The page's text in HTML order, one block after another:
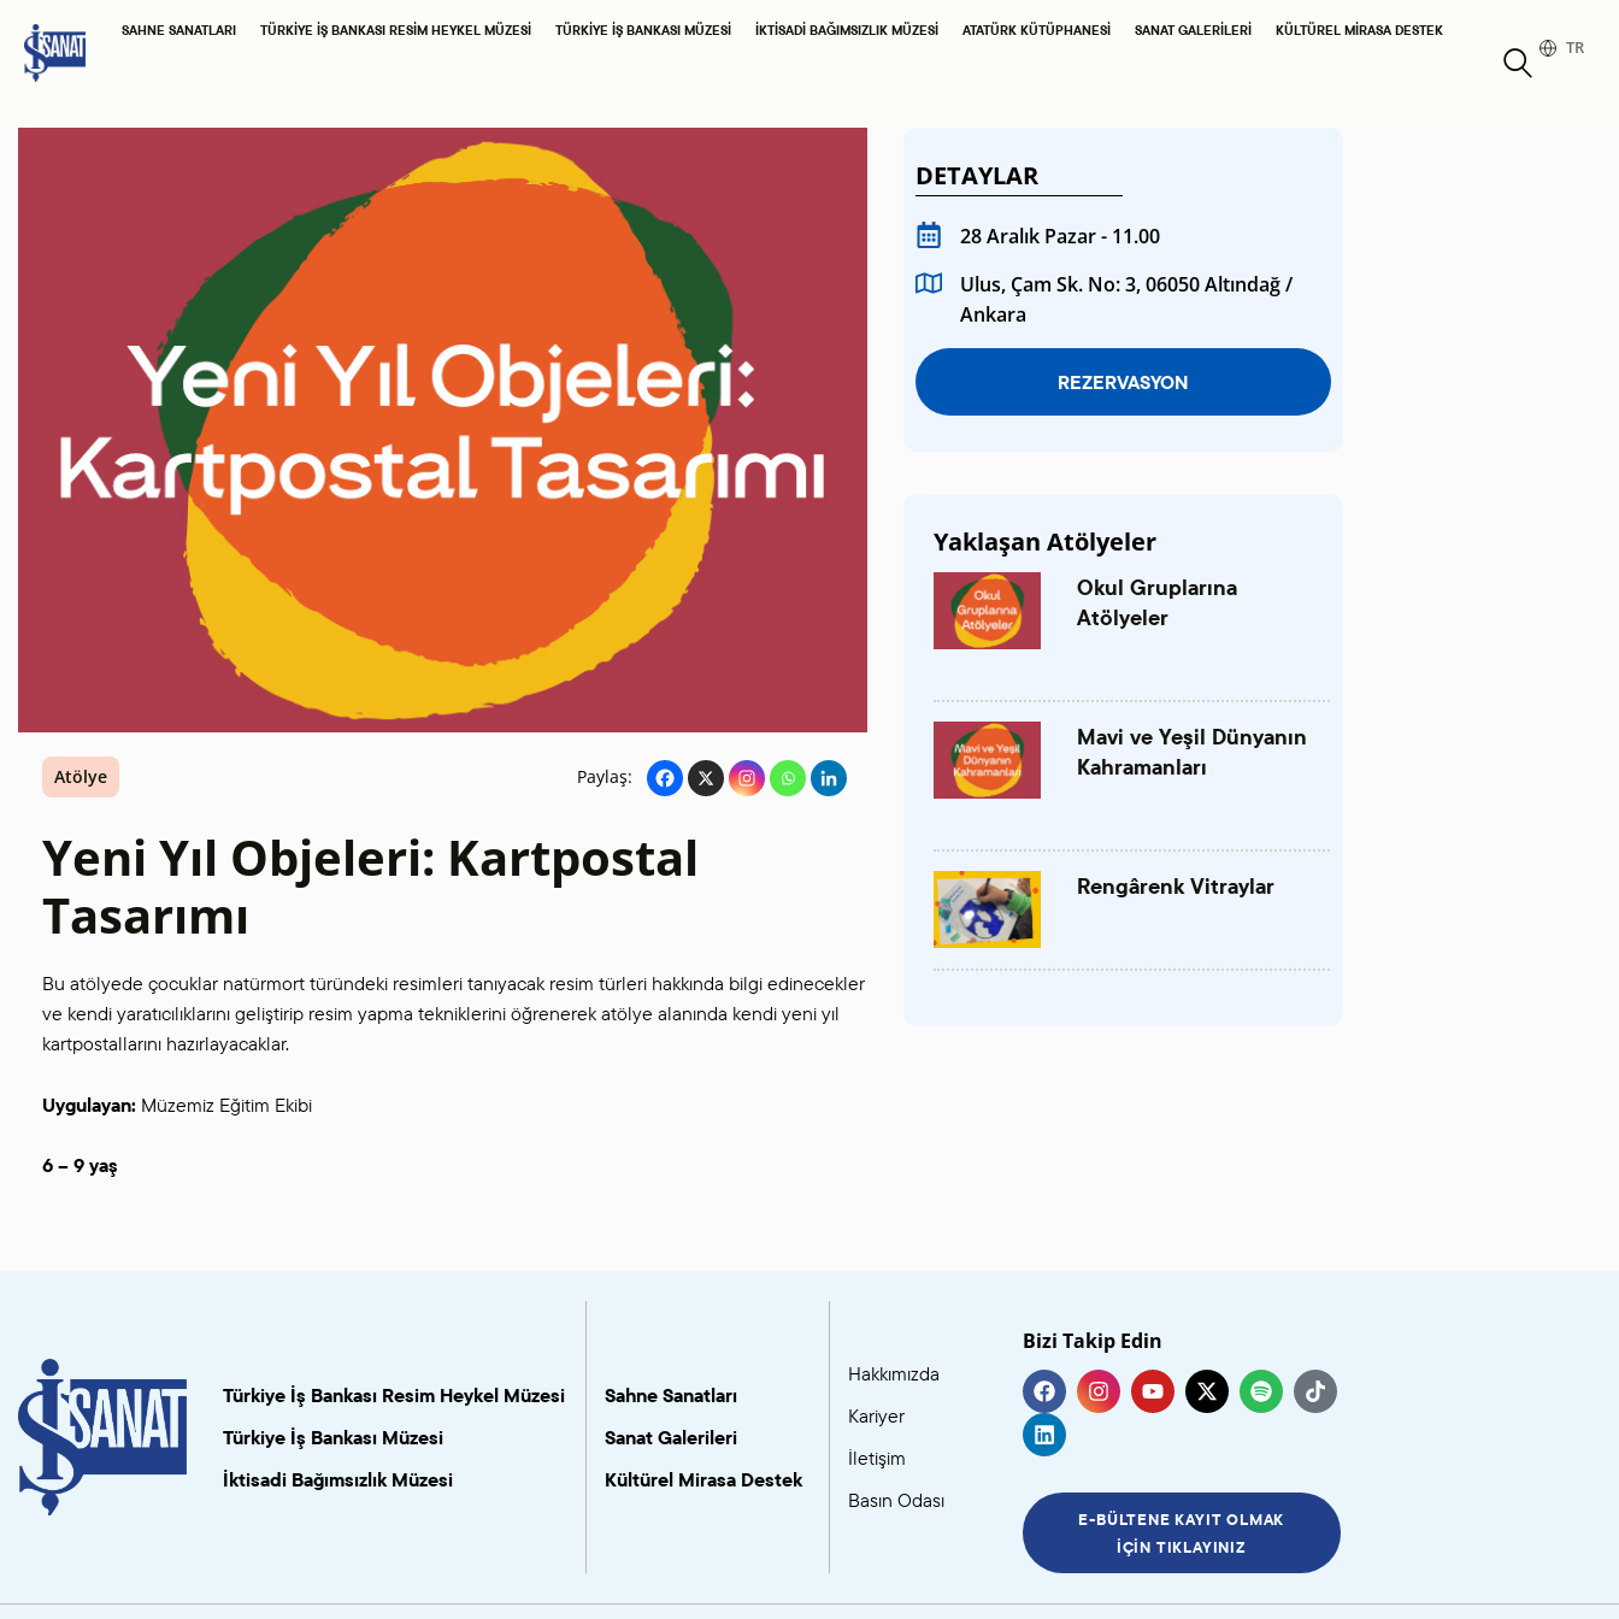
SAHNE SANATLARI TÜRKIYE İŞ BANKASI RESIM HEYKEL MÜZESI TÜRKIYE İŞ BANKASI MÜZESI İKTISADI BAĞIMSIZLIK MÜZESI ATATÜRK KÜTÜPHANESI SANAT GALERILERI KÜLTÜREL MIRASA DESTEK
TR
SAHNE SANATLARI
RESIM HEYKEL MÜZESI
TÜRKIYE İŞ BANKASI
MÜZESI
İKTISADI BAĞIMSIZLIK
MÜZESI
ATATÜRK
KÜTÜPHANESI
SANAT GALERILERI
KÜLTÜREL MIRASA
DESTEK
Atölye Paylaş:
Yeni Yıl Objeleri: Kartpostal
Tasarımı
Bu atölyede çocuklar natürmort türündeki resimleri tanıyacak resim türleri hakkında bilgi edinecekler
ve kendi yaratıcılıklarını geliştirip resim yapma tekniklerini öğrenerek atölye alanında kendi yeni yıl
kartpostallarını hazırlayacaklar.
Uygulayan: Müzemiz Eğitim Ekibi
6 – 9 yaş
DETAYLAR
28 Aralık Pazar - 11.00
Ulus, Çam Sk. No: 3, 06050 Altındağ /
Ankara
REZERVASYON
Yaklaşan Atölyeler
Okul Gruplarına
Atölyeler
Mavi ve Yeşil Dünyanın
Kahramanları
Rengârenk Vitraylar
Türkiye İş Bankası Resim Heykel Müzesi
Türkiye İş Bankası Müzesi
İktisadi Bağımsızlık Müzesi
Sahne Sanatları
Sanat Galerileri
Kültürel Mirasa Destek
Hakkımızda
Kariyer
İletişim
Basın Odası
Bizi Takip Edin
E-BÜLTENE KAYIT OLMAK
İÇIN TIKLAYINIZ